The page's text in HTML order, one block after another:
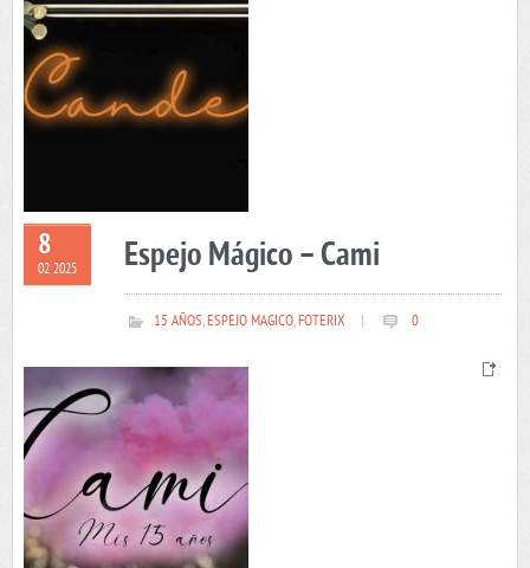
8
02 2025 Espejo Mágico – Cami
15 AÑOS,ESPEJO MAGICO,FOTERIX 0